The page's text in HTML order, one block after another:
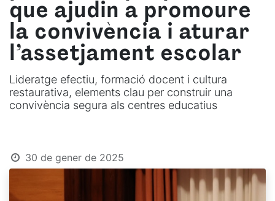
que ajudin a promoure
la convivència i aturar
l’assetjament escolar
Lideratge efectiu, formació docent i cultura
restaurativa, elements clau per construir una
convivència segura als centres educatius
30 de gener de 2025